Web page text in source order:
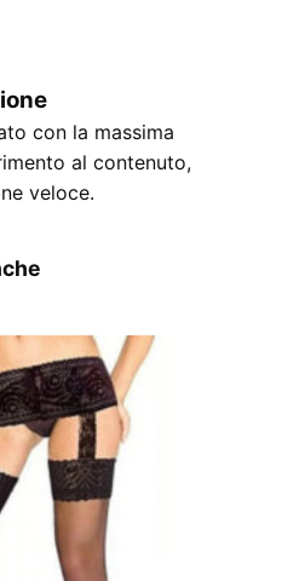
con la massima
al contenuto,
veloce.